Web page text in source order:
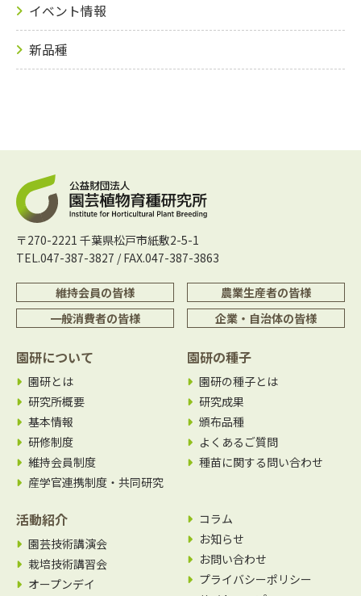
イベント情報
新品種
〒270-2221 千葉県松戸市紙敷2-5-1
TEL.047-387-3827 / FAX.047-387-3863
維持会員の皆様
農業生産者の皆様
一般消費者の皆様
企業・自治体の皆様
園研について
園研とは
研究所概要
基本情報
研修制度
維持会員制度
産学官連携制度・共同研究
園研の種子
園研の種子とは
研究成果
頒布品種
よくあるご質問
種苗に関する問い合わせ
活動紹介
園芸技術講演会
栽培技術講習会
オープンデイ
コラム
お知らせ
お問い合わせ
プライバシーポリシー